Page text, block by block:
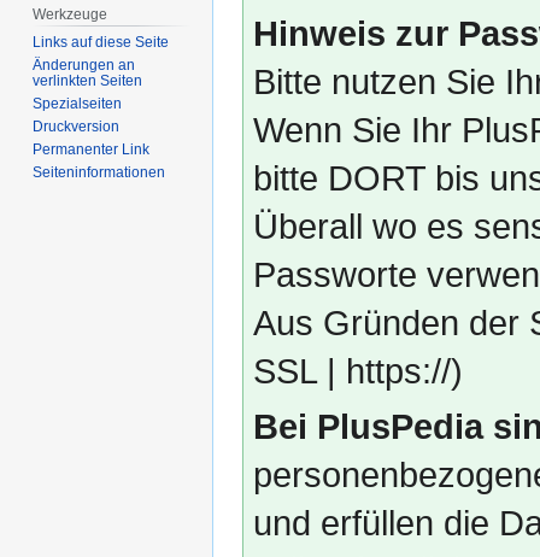
Hinweis zur
Bitte nutzen Sie
Wenn Sie Ihr
bitte DORT bis
Überall wo es
Passworte
Aus Gründen der
SSL | https://)
Bei PlusPedia
und erfüllen die
Werkzeuge
Links auf diese Seite
Änderungen an
verlinkten Seiten
Spezialseiten
Druckversion
Permanenter Link
Seiten­­informationen